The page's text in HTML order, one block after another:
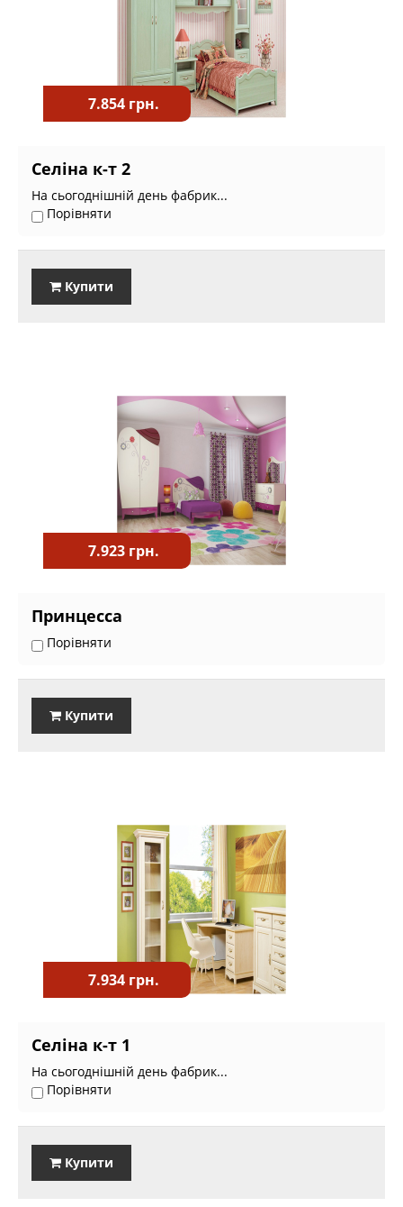
7.854 грн.
Селіна к-т 2
На сьогоднішній день фабрик...
Порівняти
Купити
7.923 грн.
Принцесса
Порівняти
Купити
7.934 грн.
Селіна к-т 1
На сьогоднішній день фабрик...
Порівняти
Купити